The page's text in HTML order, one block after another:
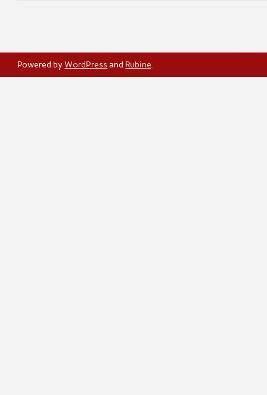
Powered byWordPressand Rubine